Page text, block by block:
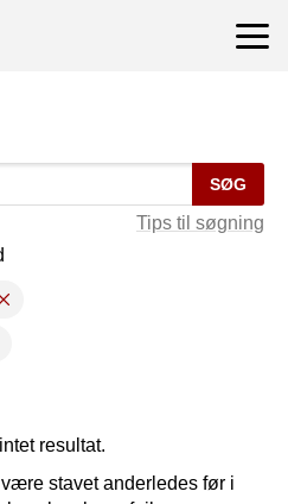
SØG
Tips til søgning
resultat.
stavet anderledes før i